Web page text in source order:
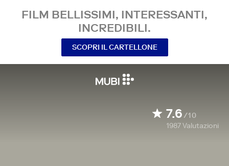
FILM BELLISSIMI, INTERESSANTI,
INCREDIBILI.
SCOPRI IL CARTELLONE
7.6/10
1987Valutazioni